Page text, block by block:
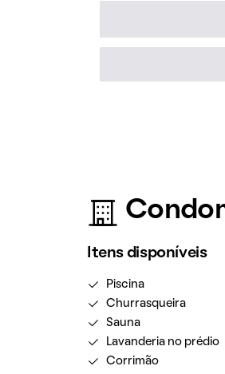
Itens disponíveis
Piscina
Churrasqueira
Sauna
Lavanderia no prédio
Corrimão